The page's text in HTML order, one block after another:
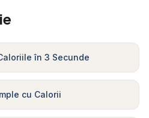
în 3 Secunde
cu Calorii